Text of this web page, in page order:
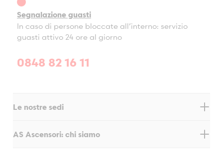
Segnalazione guasti
In caso di persone bloccate all’interno: servizio
guasti attivo 24 ore al giorno
0848 82 16 11
Le nostre sedi
Briga
AS Ascensori: chi siamo